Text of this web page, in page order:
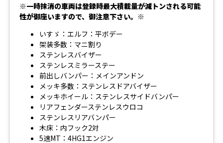
※一時抹消の車両は登録時最大積載量が減トンされる可能
性が御座いますので、御注意下さい。※
いすゞ：エルフ：平ボデー
架装多数：マニ割り
ステンレスバイザー
ステンレスミラーステー
前出しバンパー：メインアンドン
メッキ多数：ステンレスドアバイザー
メッキホイール：ステンレスサイドバンパー
リアフェンダーステンレスウロコ
ステンレスリアバンパー
木床：内フック2対
5速MT：4HG1エンジン